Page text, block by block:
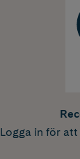
Logga in för